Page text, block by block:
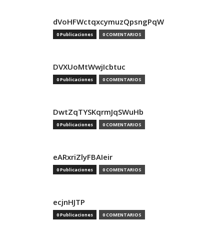
dVoHFWctqxcymuzQpsngPqW
0 Publicaciones 0 COMENTARIOS
DVXUoMtWwjIcbtuc
0 Publicaciones 0 COMENTARIOS
DwtZqTYSKqrmJqSWuHb
0 Publicaciones 0 COMENTARIOS
eARxriZlyFBAIeir
0 Publicaciones 0 COMENTARIOS
ecjnHJTP
0 Publicaciones 0 COMENTARIOS